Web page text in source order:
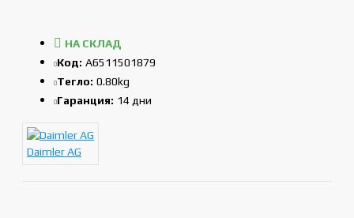
НА СКЛАД
Код: A6511501879
Тегло: 0.80kg
Гаранция: 14 дни
Daimler AG